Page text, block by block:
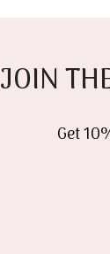
στο
JOIN
Get